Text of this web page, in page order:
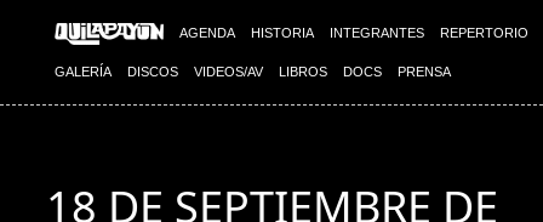
AGENDA HISTORIA INTEGRANTES REPERTORIO
GALERÍA DISCOS VIDEOS/AV LIBROS DOCS PRENSA
18 DE SEPTIEMBRE DE